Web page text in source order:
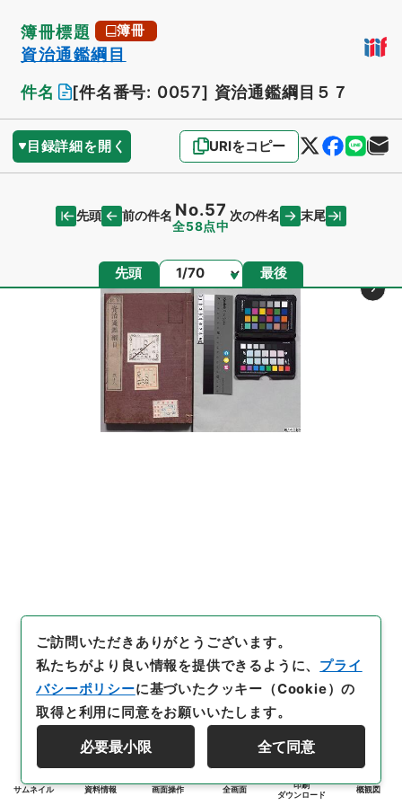
簿冊標題 簿冊
資治通鑑綱目
件名
[件名番号: 0057] 資治通鑑綱目５７
目録詳細を開く URIをコピー
先頭 前の件名 No.57
全58点中
次の件名 末尾
先頭 ページ 最後
サムネイル 資料情報 画面操作 全画面
印刷
ダウンロード
概観図
ご訪問いただきありがとうございます。
私たちがより良い情報を提供できるように、 プライ
バシーポリシーに基づいたクッキー（Cookie）の
取得と利用に同意をお願いいたします。
必要最小限 全て同意